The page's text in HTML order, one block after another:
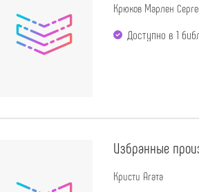
Крюков Марлен
Доступно в 1
Избранные
Кристи Агата